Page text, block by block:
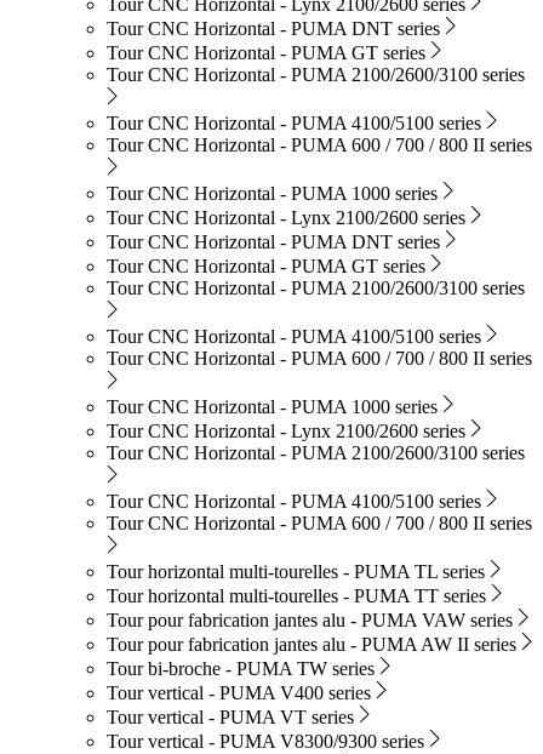
Tour CNC Horizontal - Lynx 2100/2600 series
Tour CNC Horizontal - PUMA DNT series
Tour CNC Horizontal - PUMA GT series
Tour CNC Horizontal - PUMA 2100/2600/3100 series
Tour CNC Horizontal - PUMA 4100/5100 series
Tour CNC Horizontal - PUMA 600 / 700 / 800 II series
Tour CNC Horizontal - PUMA 1000 series
Tour CNC Horizontal - Lynx 2100/2600 series
Tour CNC Horizontal - PUMA DNT series
Tour CNC Horizontal - PUMA GT series
Tour CNC Horizontal - PUMA 2100/2600/3100 series
Tour CNC Horizontal - PUMA 4100/5100 series
Tour CNC Horizontal - PUMA 600 / 700 / 800 II series
Tour CNC Horizontal - PUMA 1000 series
Tour CNC Horizontal - Lynx 2100/2600 series
Tour CNC Horizontal - PUMA 2100/2600/3100 series
Tour CNC Horizontal - PUMA 4100/5100 series
Tour CNC Horizontal - PUMA 600 / 700 / 800 II series
Tour horizontal multi-tourelles - PUMA TL series
Tour horizontal multi-tourelles - PUMA TT series
Tour pour fabrication jantes alu - PUMA VAW series
Tour pour fabrication jantes alu - PUMA AW II series
Tour bi-broche - PUMA TW series
Tour vertical - PUMA V400 series
Tour vertical - PUMA VT series
Tour vertical - PUMA V8300/9300 series